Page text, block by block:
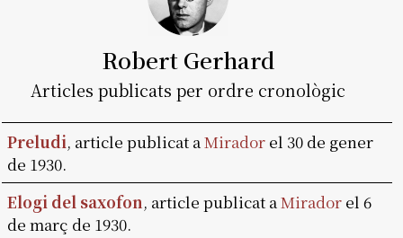
Robert Gerhard
Articles publicats per ordre cronològic
Preludi, article publicat aMirador el 30 de gener
de 1930.
Elogi del saxofon, article publicat aMirador el 6
de març de 1930.